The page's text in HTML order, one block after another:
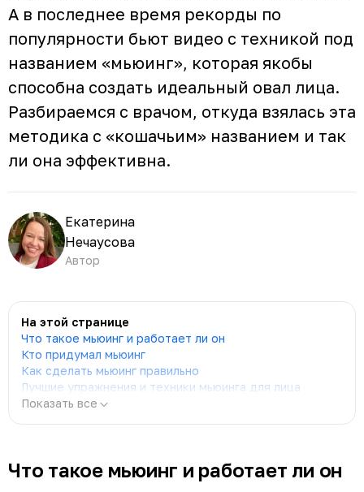
А в последнее время рекорды по
популярности бьют видео с техникой под
названием «мьюинг», которая якобы
способна создать идеальный овал лица.
Разбираемся с врачом, откуда взялась эта
методика с «кошачьим» названием и так
ли она эффективна.
Екатерина
Нечаусова
Автор
На этой странице
Что такое мьюинг и работает ли он
Кто придумал мьюинг
Как сделать мьюинг правильно
Лучшие упражнения и техники мьюинга для лица
Показать все
Что такое мьюинг и работает ли он